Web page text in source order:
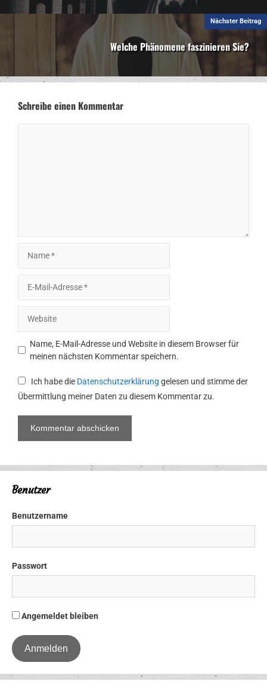
Nächster Beitrag
Welche Phänomene faszinieren Sie?
Schreibe einen Kommentar
Mail-
Adresse
Name, E-Mail-Adresse und Website in diesem Browser für
meinen nächsten Kommentar speichern.
Ich habe die Datenschutzerklärung gelesen und stimme der
Übermittlung meiner Daten zu diesem Kommentar zu.
Benutzer
Benutzername
Passwort
Angemeldet bleiben